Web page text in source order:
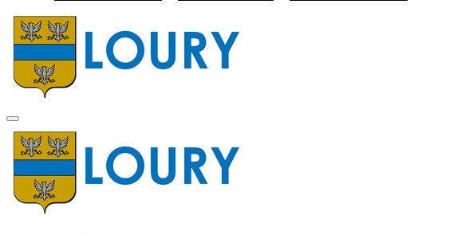
MENU
PRINCIPAL